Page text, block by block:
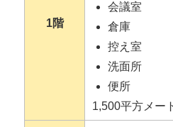
1階
会議室
倉庫
控え室
洗面所
便所
1,500平方メー